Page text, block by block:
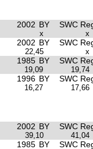
2002 BY SWC
x x
2002 BY SWC
22,45 x
1985 BY SWC
19,09 19,74
1996 BY SWC
16,27 17,66
2002 BY SWC
39,10 41,04
1985 BY SWC